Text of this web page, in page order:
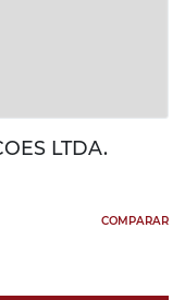
LTDA.
COMPARAR